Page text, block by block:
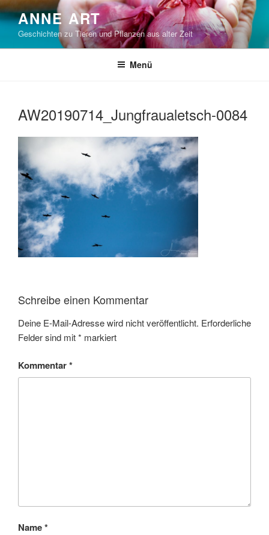
Zum
Inhalt
springen
ANNE ART
Geschichten zu Tieren und Pflanzen aus alter Zeit
Menü
AW20190714_Jungfraualetsch-0084
Schreibe einen Kommentar
Deine E-Mail-Adresse wird nicht veröffentlicht. Erforderliche
Felder sind mit* markiert
Kommentar*
Name*